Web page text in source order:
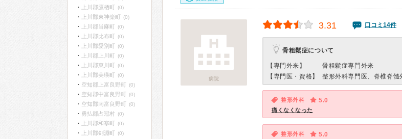
病院
3.31 口コミ14件
骨粗鬆症について
【専門外来】
骨粗鬆症専門外来
【専門医・資格】
整形外科専門医、脊椎脊髄
整形外科 5.0
痛くなくなった
整形外科 5.0
上川郡鷹栖町 (0)
上川郡東神楽町 (0)
上川郡当麻町 (0)
上川郡比布町 (0)
上川郡愛別町 (0)
上川郡上川町 (0)
上川郡東川町 (0)
上川郡美瑛町 (0)
空知郡上富良野町 (0)
空知郡中富良野町 (0)
空知郡南富良野町 (0)
勇払郡占冠村 (0)
上川郡和寒町 (0)
上川郡剣淵町 (0)